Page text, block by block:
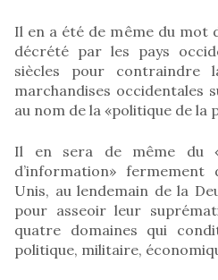
Il en a été de même du mot
décrété par les pays
siècles pour contraindre
marchandises occidentales
au nom de la «politique de la
Il en sera de même du
d’information»
Unis, au lendemain de la
pour asseoir leur
quatre domaines qui
politique, militaire,